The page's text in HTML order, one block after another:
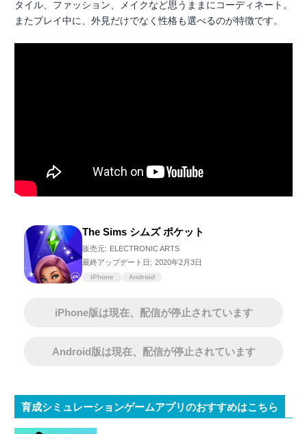
タイル、ファッション、メイクなど思うままにコーディネート。
またプレイ中に、外見だけでなく性格も選べるのが特徴です。
The Sims シムズ ポケット
販売元: ELECTRONIC ARTS
最終アップデート日: 2020年2月3日
iPhone Android
iPhone版は現在、配信が停止されています
Android版は現在、配信が停止されています
育成シミュレーションゲームアプリのおすすめはこちら